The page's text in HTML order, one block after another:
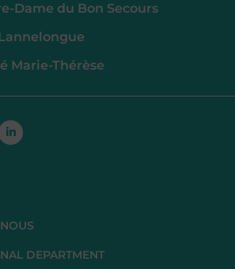
Dame du Bon Secours
Marie-Thérèse
Linkedin-
in
DEPARTMENT